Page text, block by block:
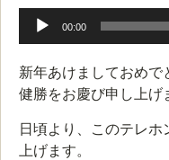
プ
レ
ー
ー
00:00
新年あけましておめで
健勝をお慶び申し上げ
日頃より、このテレ
上げます。